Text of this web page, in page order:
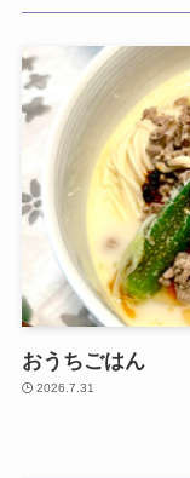
おうちごはん
2026.7.31